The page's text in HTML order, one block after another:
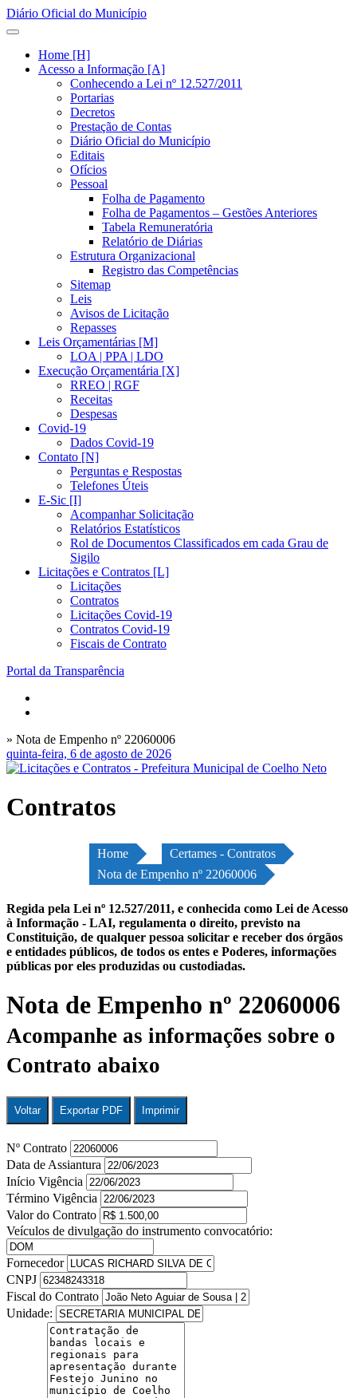
Diário Oficial do Município
Home [H]
Acesso a Informação [A]
Conhecendo a Lei nº 12.527/2011
Portarias
Decretos
Prestação de Contas
Diário Oficial do Município
Editais
Ofícios
Pessoal
Folha de Pagamento
Folha de Pagamentos – Gestões Anteriores
Tabela Remuneratória
Relatório de Diárias
Estrutura Organizacional
Registro das Competências
Sitemap
Leis
Avisos de Licitação
Repasses
Leis Orçamentárias [M]
LOA | PPA | LDO
Execução Orçamentária [X]
RREO | RGF
Receitas
Despesas
Covid-19
Dados Covid-19
Contato [N]
Perguntas e Respostas
Telefones Úteis
E-Sic [I]
Acompanhar Solicitação
Relatórios Estatísticos
Rol de Documentos Classificados em cada Grau de
Sigilo
Licitações e Contratos [L]
Licitações
Contratos
Licitações Covid-19
Contratos Covid-19
Fiscais de Contrato
Portal da Transparência
» Nota de Empenho nº 22060006
quinta-feira, 6 de agosto de 2026
Contratos
Home
Certames - Contratos
Nota de Empenho nº 22060006
Regida pela Lei nº 12.527/2011, e conhecida como Lei de Acesso
à Informação - LAI, regulamenta o direito, previsto na
Constituição, de qualquer pessoa solicitar e receber dos órgãos
e entidades públicos, de todos os entes e Poderes, informações
públicas por eles produzidas ou custodiadas.
Nota de Empenho nº 22060006
Acompanhe as informações sobre o
Contrato abaixo
Voltar Exportar PDF Imprimir
Nº Contrato
Data de Assiantura
Início Vigência
Término Vigência
Valor do Contrato
Veículos de divulgação do instrumento convocatório:
Fornecedor
CNPJ
Fiscal do Contrato
Unidade: